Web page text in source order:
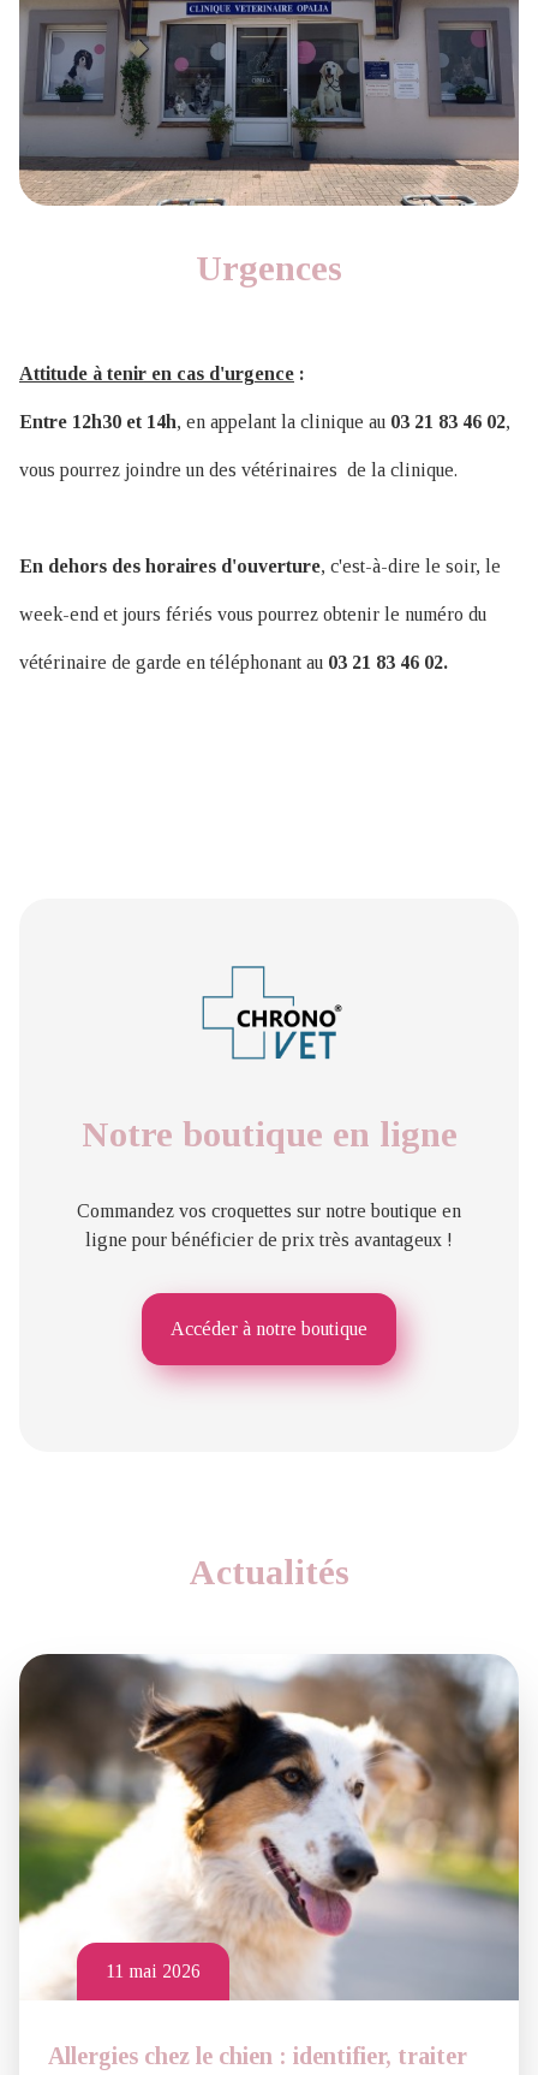
Urgences
Attitude à tenir en cas d'urgence :
Entre 12h30 et 14h, en appelant la clinique au 03 21 83 46 02,
vous pourrez joindre un des vétérinaires de la clinique.
En dehors des horaires d'ouverture, c'est-à-dire le soir, le
week-end et jours fériés vous pourrez obtenir le numéro du
vétérinaire de garde en téléphonant au 03 21 83 46 02.
Notre boutique en ligne
Commandez vos croquettes sur notre boutique en
ligne pour bénéficier de prix très avantageux !
Accéder à notre boutique
Actualités
11 mai 2026
Allergies chez le chien : identifier, traiter